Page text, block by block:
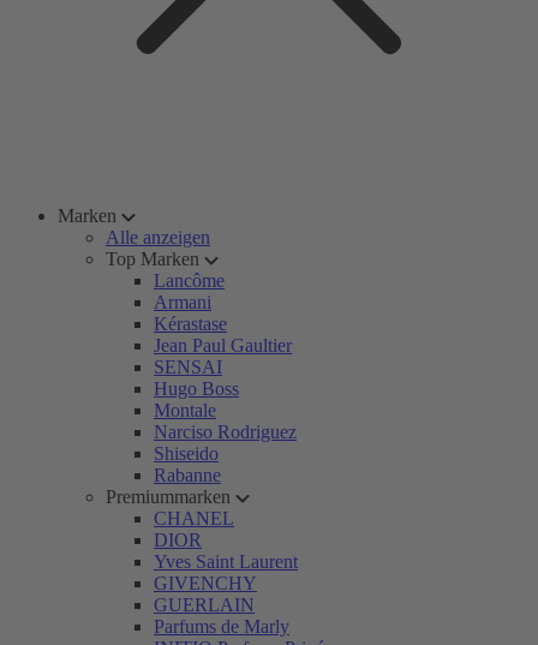
Marken
Alle anzeigen
Top Marken
Lancôme
Armani
Kérastase
Jean Paul Gaultier
SENSAI
Hugo Boss
Montale
Narciso Rodriguez
Shiseido
Rabanne
Premiummarken
CHANEL
DIOR
Yves Saint Laurent
GIVENCHY
GUERLAIN
Parfums de Marly